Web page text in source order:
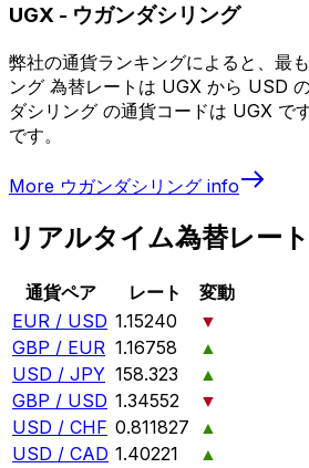
UGX - ウガンダシリング
弊社の通貨ランキングによると、最
ング 為替レートは UGX から USD
ダシリング の通貨コードは UGX で
です。
More ウガンダシリング info
リアルタイム為替レート
通貨ペア レート
変動
EUR / USD 1.15240
▼
GBP / EUR 1.16758
▲
USD / JPY 158.323
▲
GBP / USD 1.34552
▼
USD / CHF 0.811827
▲
USD / CAD 1.40221
▲